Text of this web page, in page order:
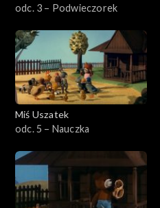
odc. 3 – Podwieczorek
Miś Uszatek
odc. 5 – Nauczka